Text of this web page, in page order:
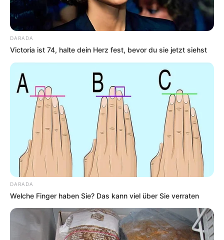
DARADA
Victoria ist 74, halte dein Herz fest, bevor du sie jetzt siehst
DARADA
Welche Finger haben Sie? Das kann viel über Sie verraten